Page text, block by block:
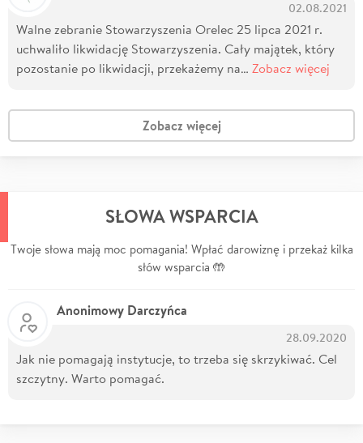
02.08.2021
Walne zebranie Stowarzyszenia Orelec 25 lipca 2021 r.
uchwaliło likwidację Stowarzyszenia. Cały majątek, który
pozostanie po likwidacji, przekażemy na… Zobacz więcej
Zobacz więcej
SŁOWA WSPARCIA
Twoje słowa mają moc pomagania! Wpłać darowiznę i przekaż kilka
słów wsparcia 🤲
Anonimowy Darczyńca
28.09.2020
Jak nie pomagają instytucje, to trzeba się skrzykiwać. Cel
szczytny. Warto pomagać.